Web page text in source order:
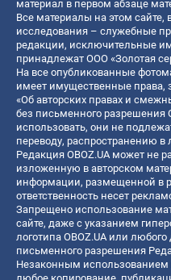
материал в первом абзаце
Все материалы на этом сайте,
исследования – служебные
редакции, исключительные
принадлежат ООО «Золотая
На все опубликованные
имеет имущественные
«Об авторских правах и
без письменного разрешения
использовать, они не
переводу, распространению
Редакция OBOZ.UA может не
изложенную в авторском
информации, размещенной в
ответственность несет
Запрещено использование
сайте, даже с указанием
логотипа OBOZ.UA или
письменного разрешения
Незаконным использованием